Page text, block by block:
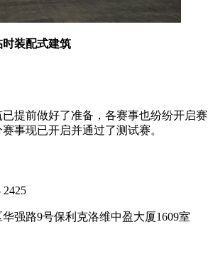
时装配式建筑
提前做好了准备，各赛事也纷纷开启赛
事现已开启并通过了测试赛。
2425
强路9号保利克洛维中盈大厦1609室